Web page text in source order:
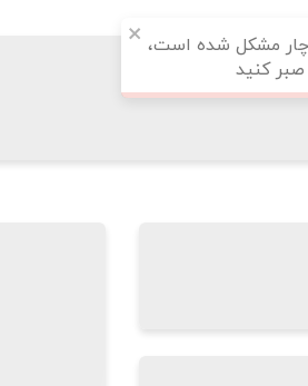
دچار مشکل شده است،
کنید